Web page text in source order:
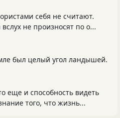
себя не считают.
не произносят по о...
был целый угол ландышей.
еще и способность видеть
того, что жизнь...